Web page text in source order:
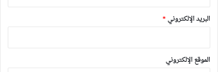
البريد الإلكتروني *
الموقع الإلكتروني